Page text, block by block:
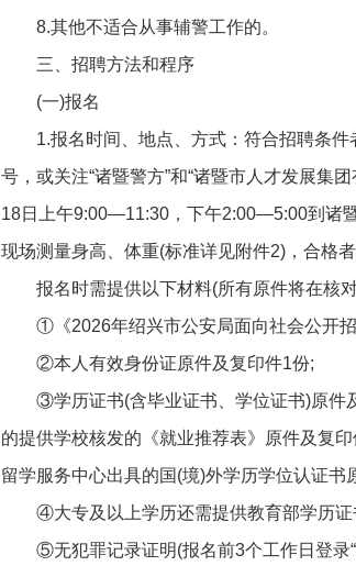
8.其他不适合从事辅警工作的。
三、招聘方法和程序
(一)报名
1.报名时间、地点、方式：符合招聘条
号，或关注“诸暨警方”和“诸暨市人才发展集
18日上午9:00—11:30，下午2:00—5:00到诸
现场测量身高、体重(标准详见附件2)，合格者
报名时需提供以下材料(所有原件将在核
①《2026年绍兴市公安局面向社会公开
②本人有效身份证原件及复印件1份;
③学历证书(含毕业证书、学位证书)原件
的提供学校核发的《就业推荐表》原件及复
留学服务中心出具的国(境)外学历学位认证书
④大专及以上学历还需提供教育部学历
⑤无犯罪记录证明(报名前3个工作日登录